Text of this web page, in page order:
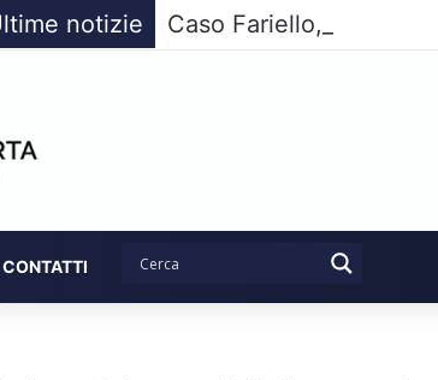
notizie Caso Fariello,
CONTATTI